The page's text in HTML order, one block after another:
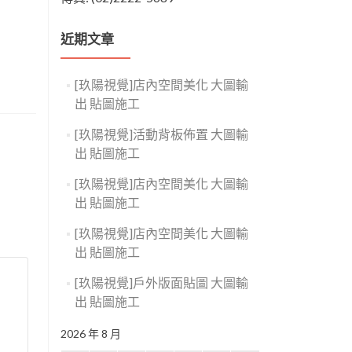
近期文章
[玖陽視覺]店內空間美化 大圖輸
出 貼圖施工
[玖陽視覺]活動背板佈置 大圖輸
出 貼圖施工
[玖陽視覺]店內空間美化 大圖輸
出 貼圖施工
[玖陽視覺]店內空間美化 大圖輸
出 貼圖施工
[玖陽視覺]戶外版面貼圖 大圖輸
出 貼圖施工
2026 年 8 月